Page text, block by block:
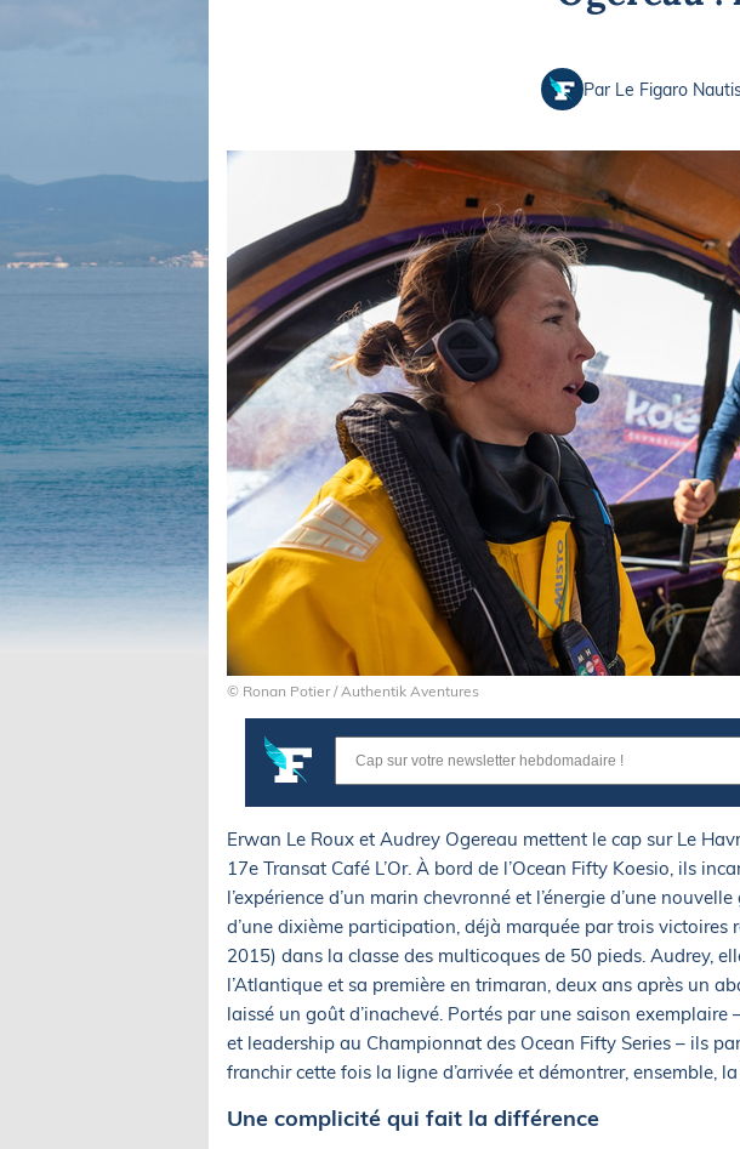
Pêche en mer
Plongée
Par Le Figaro
© Ronan Potier / Authentik Aventures
Erwan Le Roux et Audrey Ogereau mettent le cap sur Le
17e Transat Café L’Or. À bord de l’Ocean Fifty Koesio, ils
l’expérience d’un marin chevronné et l’énergie d’une
d’une dixième participation, déjà marquée par trois victoires
2015) dans la classe des multicoques de 50 pieds. Audrey,
l’Atlantique et sa première en trimaran, deux ans après un
laissé un goût d’inachevé. Portés par une saison
et leadership au Championnat des Ocean Fifty Series – ils
franchir cette fois la ligne d’arrivée et démontrer, ensemble,
Une complicité qui fait la différence